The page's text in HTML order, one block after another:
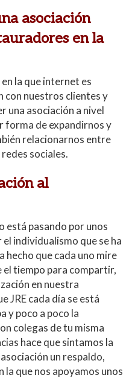
asociación
en la
la que internet es
con nuestros clientes y
una asociación a nivel
forma de expandirnos y
relacionarnos entre
sociales.
al
está pasando por unos
individualismo que se ha
hecho que cada uno mire
el tiempo para compartir,
en nuestra
JRE cada día se está
y poco a poco la
colegas de tu misma
hace que sintamos la
un respaldo,
la que nos apoyamos unos